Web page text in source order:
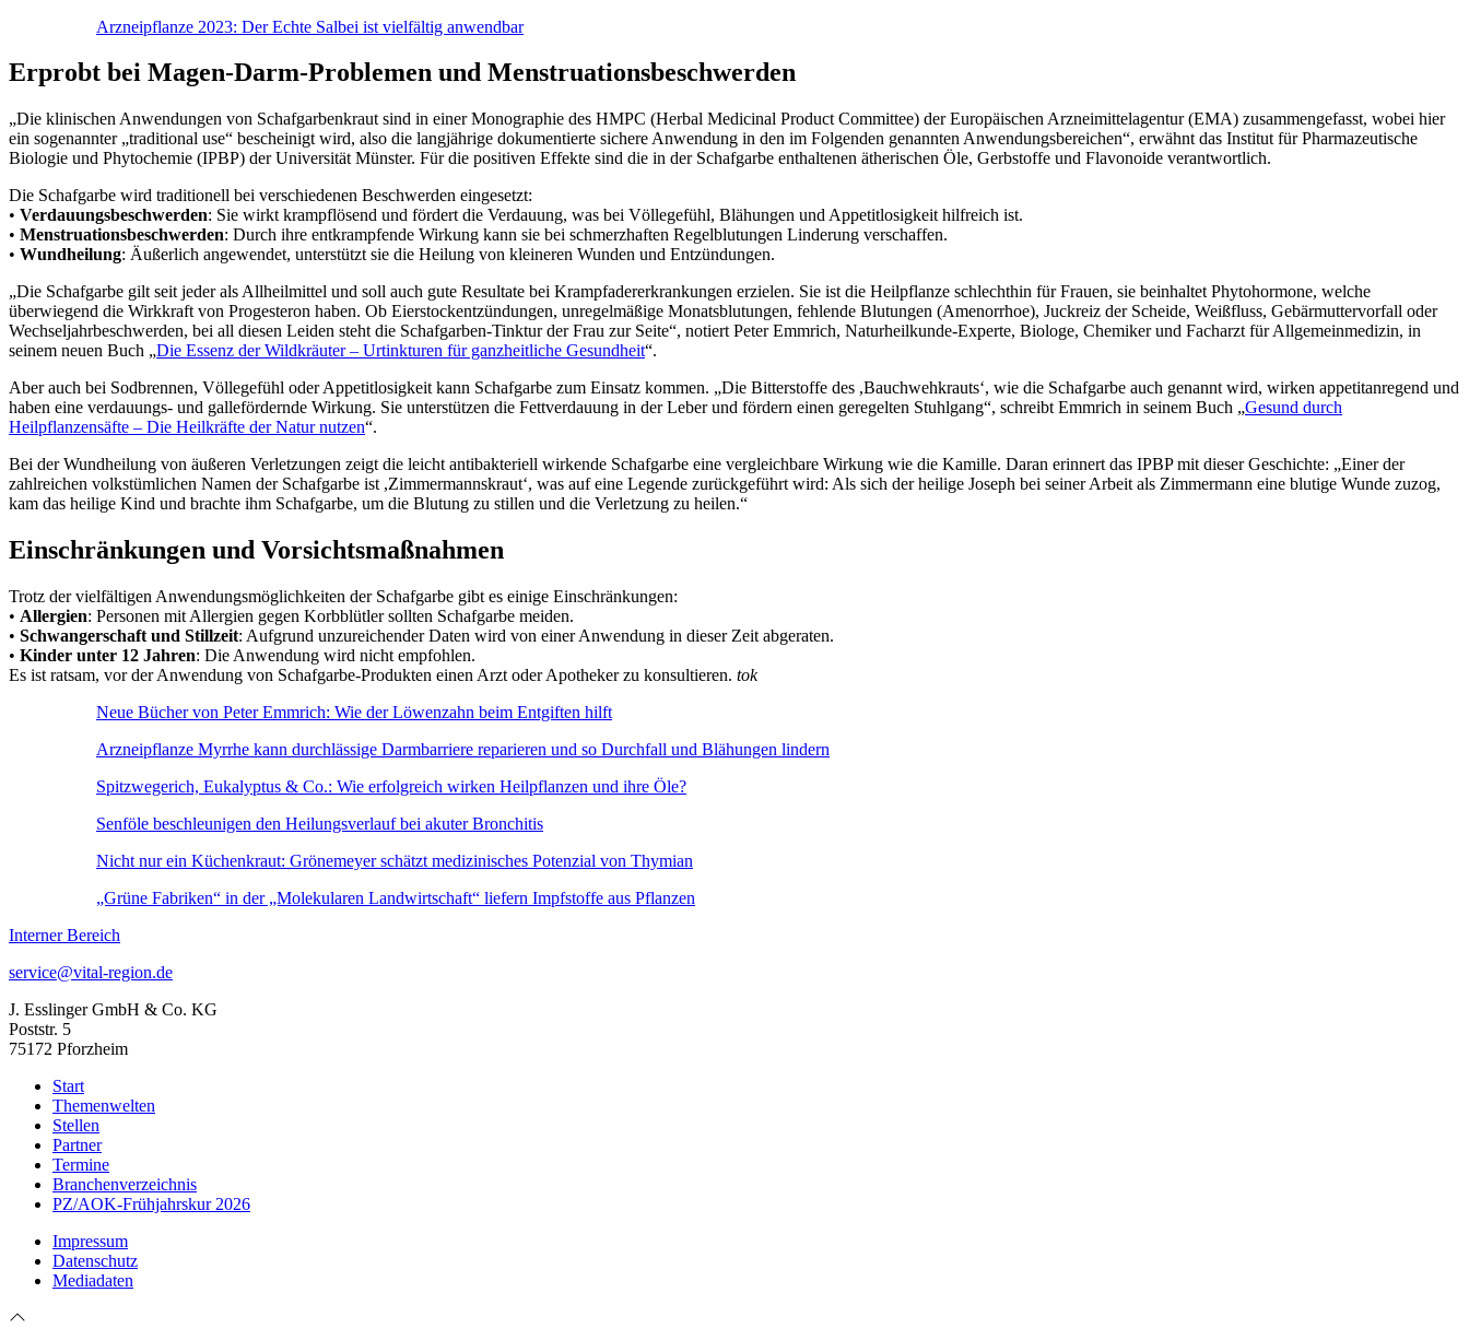
Arzneipflanze 2023: Der Echte Salbei ist vielfältig anwendbar
Erprobt bei Magen-Darm-Problemen und Menstruationsbeschwerden
„Die klinischen Anwendungen von Schafgarbenkraut sind in einer Monographie des HMPC (Herbal Medicinal Product Committee) der Europäischen Arzneimittelagentur (EMA) zusammengefasst, wobei hier
ein sogenannter „traditional use“ bescheinigt wird, also die langjährige dokumentierte sichere Anwendung in den im Folgenden genannten Anwendungsbereichen“, erwähnt das Institut für Pharmazeutische
Biologie und Phytochemie (IPBP) der Universität Münster. Für die positiven Effekte sind die in der Schafgarbe enthaltenen ätherischen Öle, Gerbstoffe und Flavonoide verantwortlich.
Die Schafgarbe wird traditionell bei verschiedenen Beschwerden eingesetzt:
• Verdauungsbeschwerden: Sie wirkt krampflösend und fördert die Verdauung, was bei Völlegefühl, Blähungen und Appetitlosigkeit hilfreich ist.
• Menstruationsbeschwerden: Durch ihre entkrampfende Wirkung kann sie bei schmerzhaften Regelblutungen Linderung verschaffen.
• Wundheilung: Äußerlich angewendet, unterstützt sie die Heilung von kleineren Wunden und Entzündungen.
„Die Schafgarbe gilt seit jeder als Allheilmittel und soll auch gute Resultate bei Krampfadererkrankungen erzielen. Sie ist die Heilpflanze schlechthin für Frauen, sie beinhaltet Phytohormone, welche
überwiegend die Wirkkraft von Progesteron haben. Ob Eierstockentzündungen, unregelmäßige Monatsblutungen, fehlende Blutungen (Amenorrhoe), Juckreiz der Scheide, Weißfluss, Gebärmuttervorfall oder
Wechseljahrbeschwerden, bei all diesen Leiden steht die Schafgarben-Tinktur der Frau zur Seite“, notiert Peter Emmrich, Naturheilkunde-Experte, Biologe, Chemiker und Facharzt für Allgemeinmedizin, in
seinem neuen Buch „Die Essenz der Wildkräuter – Urtinkturen für ganzheitliche Gesundheit“.
Aber auch bei Sodbrennen, Völlegefühl oder Appetitlosigkeit kann Schafgarbe zum Einsatz kommen. „Die Bitterstoffe des ,Bauchwehkrauts‘, wie die Schafgarbe auch genannt wird, wirken appetitanregend und
haben eine verdauungs- und gallefördernde Wirkung. Sie unterstützen die Fettverdauung in der Leber und fördern einen geregelten Stuhlgang“, schreibt Emmrich in seinem Buch „Gesund durch
Heilpflanzensäfte – Die Heilkräfte der Natur nutzen“.
Bei der Wundheilung von äußeren Verletzungen zeigt die leicht antibakteriell wirkende Schafgarbe eine vergleichbare Wirkung wie die Kamille. Daran erinnert das IPBP mit dieser Geschichte: „Einer der
zahlreichen volkstümlichen Namen der Schafgarbe ist ,Zimmermannskraut‘, was auf eine Legende zurückgeführt wird: Als sich der heilige Joseph bei seiner Arbeit als Zimmermann eine blutige Wunde zuzog,
kam das heilige Kind und brachte ihm Schafgarbe, um die Blutung zu stillen und die Verletzung zu heilen.“
Einschränkungen und Vorsichtsmaßnahmen
Trotz der vielfältigen Anwendungsmöglichkeiten der Schafgarbe gibt es einige Einschränkungen:
• Allergien: Personen mit Allergien gegen Korbblütler sollten Schafgarbe meiden.
• Schwangerschaft und Stillzeit: Aufgrund unzureichender Daten wird von einer Anwendung in dieser Zeit abgeraten.
• Kinder unter 12 Jahren: Die Anwendung wird nicht empfohlen.
Es ist ratsam, vor der Anwendung von Schafgarbe-Produkten einen Arzt oder Apotheker zu konsultieren. tok
Neue Bücher von Peter Emmrich: Wie der Löwenzahn beim Entgiften hilft
Arzneipflanze Myrrhe kann durchlässige Darmbarriere reparieren und so Durchfall und Blähungen lindern
Spitzwegerich, Eukalyptus & Co.: Wie erfolgreich wirken Heilpflanzen und ihre Öle?
Senföle beschleunigen den Heilungsverlauf bei akuter Bronchitis
Nicht nur ein Küchenkraut: Grönemeyer schätzt medizinisches Potenzial von Thymian
„Grüne Fabriken“ in der „Molekularen Landwirtschaft“ liefern Impfstoffe aus Pflanzen
Interner Bereich
service@vital-region.de
J. Esslinger GmbH & Co. KG
Poststr. 5
75172 Pforzheim
Start
Themenwelten
Stellen
Partner
Termine
Branchenverzeichnis
PZ/AOK-Frühjahrskur 2026
Impressum
Datenschutz
Mediadaten